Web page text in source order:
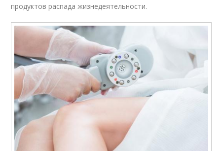
продуктов распада жизнедеятельности.